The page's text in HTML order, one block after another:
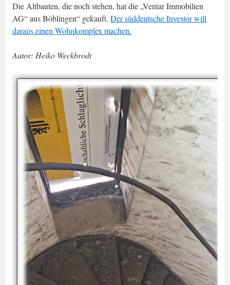
Die Altbauten, die noch stehen, hat die „Ventar Immobilien
AG“ aus Böblingen“ gekauft. Der süddeutsche Investor will
daraus einen Wohnkomplex machen.
Autor: Heiko Weckbrodt